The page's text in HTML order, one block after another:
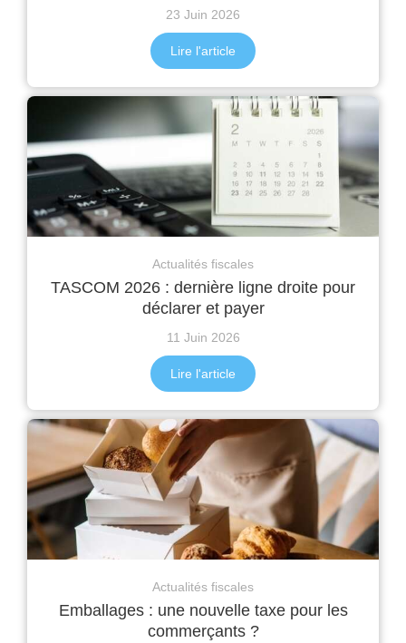
23 Juin 2026
Lire l'article
Actualités fiscales
TASCOM 2026 : dernière ligne droite pour
déclarer et payer
11 Juin 2026
Lire l'article
Actualités fiscales
Emballages : une nouvelle taxe pour les
commerçants ?